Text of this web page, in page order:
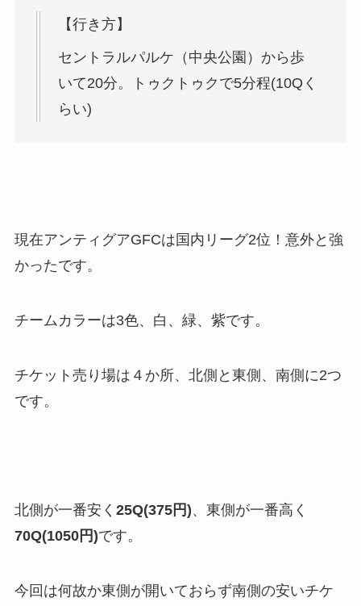
【行き方】
セントラルパルケ（中央公園）から歩
いて20分。トゥクトゥクで5分程(10Qく
らい)
現在アンティグアGFCは国内リーグ2位！意外と強
かったです。
チームカラーは3色、白、緑、紫です。
チケット売り場は４か所、北側と東側、南側に2つ
です。
北側が一番安く 25Q(375円)、東側が一番高く
70Q(1050円)です。
今回は何故か東側が開いておらず南側の安いチケ